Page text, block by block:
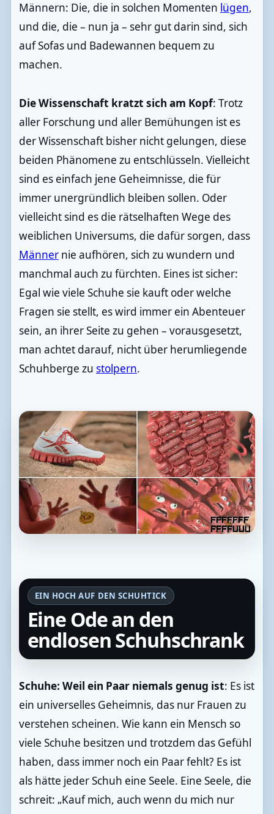
Männern: Die, die in solchen Momenten lügen,
und die, die – nun ja – sehr gut darin sind, sich
auf Sofas und Badewannen bequem zu
machen.
Die Wissenschaft kratzt sich am Kopf: Trotz
aller Forschung und aller Bemühungen ist es
der Wissenschaft bisher nicht gelungen, diese
beiden Phänomene zu entschlüsseln. Vielleicht
sind es einfach jene Geheimnisse, die für
immer unergründlich bleiben sollen. Oder
vielleicht sind es die rätselhaften Wege des
weiblichen Universums, die dafür sorgen, dass
Männernie aufhören, sich zu wundern und
manchmal auch zu fürchten. Eines ist sicher:
Egal wie viele Schuhe sie kauft oder welche
Fragen sie stellt, es wird immer ein Abenteuer
sein, an ihrer Seite zu gehen – vorausgesetzt,
man achtet darauf, nicht über herumliegende
Schuhberge zu stolpern.
EIN HOCH AUF DEN SCHUHTICK
Eine Ode an den
endlosen Schuhschrank
Schuhe: Weil ein Paar niemals genug ist: Es ist
ein universelles Geheimnis, das nur Frauen zu
verstehen scheinen. Wie kann ein Mensch so
viele Schuhe besitzen und trotzdem das Gefühl
haben, dass immer noch ein Paar fehlt? Es ist
als hätte jeder Schuh eine Seele. Eine Seele, die
schreit: „Kauf mich, auch wenn du mich nur